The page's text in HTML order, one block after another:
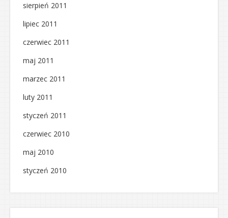
sierpień 2011
lipiec 2011
czerwiec 2011
maj 2011
marzec 2011
luty 2011
styczeń 2011
czerwiec 2010
maj 2010
styczeń 2010